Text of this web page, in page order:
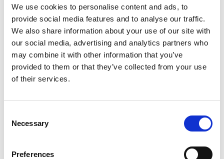
We use cookies to personalise content and ads, to
provide social media features and to analyse our traffic.
We also share information about your use of our site with
our social media, advertising and analytics partners who
may combine it with other information that you’ve
provided to them or that they’ve collected from your use
of their services.
Selection
Necessary
Preferences
doppelseitig 135 x 250 x
€5.059,00
doppelseitig 135 x 305 x
€6.553,05